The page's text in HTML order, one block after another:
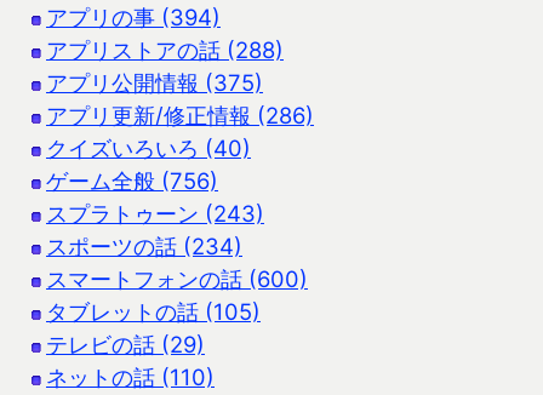
アプリの事 (394)
アプリストアの話 (288)
アプリ公開情報 (375)
アプリ更新/修正情報 (286)
クイズいろいろ (40)
ゲーム全般 (756)
スプラトゥーン (243)
スポーツの話 (234)
スマートフォンの話 (600)
タブレットの話 (105)
テレビの話 (29)
ネットの話 (110)